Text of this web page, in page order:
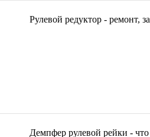
Рулевой редуктор - ремонт,
Демпфер рулевой рейки - что